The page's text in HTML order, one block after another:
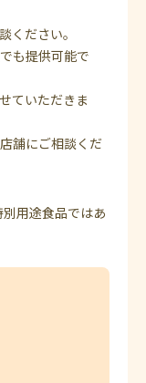
ください。
も提供可能で
ていただきま
舗にご相談くだ
用途食品ではあ